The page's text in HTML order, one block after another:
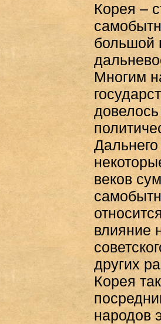
Корея –
большой
Многим
веков
влияние
других
Корея
народов